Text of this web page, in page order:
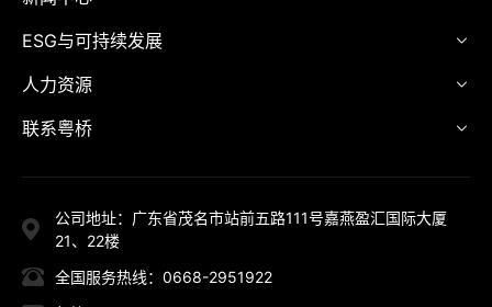
ESG与可持续发展
人力资源
联系粤桥
公司地址：广东省茂名市站前五路111号嘉燕盈汇国际大厦
21、22楼
全国服务热线：0668-2951922